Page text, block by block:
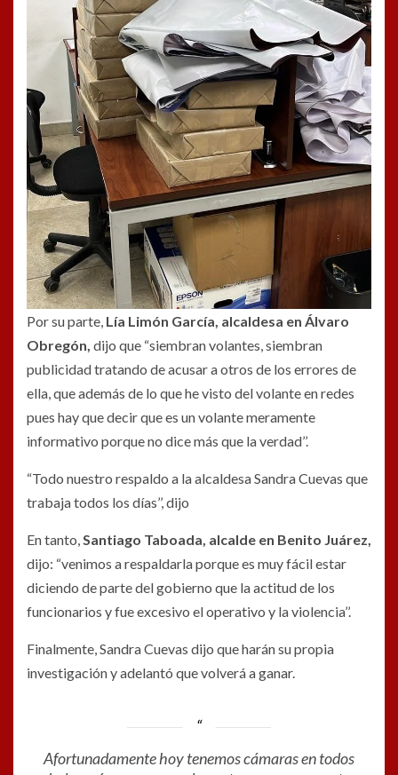
Por su parte, Lía Limón García, alcaldesa en Álvaro
Obregón, dijo que “siembran volantes, siembran
publicidad tratando de acusar a otros de los errores de
ella, que además de lo que he visto del volante en redes
pues hay que decir que es un volante meramente
informativo porque no dice más que la verdad’’.
“Todo nuestro respaldo a la alcaldesa Sandra Cuevas que
trabaja todos los días’’, dijo
En tanto,Santiago Taboada, alcalde en Benito Juárez,
dijo: “venimos a respaldarla porque es muy fácil estar
diciendo de parte del gobierno que la actitud de los
funcionarios y fue excesivo el operativo y la violencia’’.
Finalmente, Sandra Cuevas dijo que harán su propia
investigación y adelantó que volverá a ganar.
Afortunadamente hoy tenemos cámaras en todos